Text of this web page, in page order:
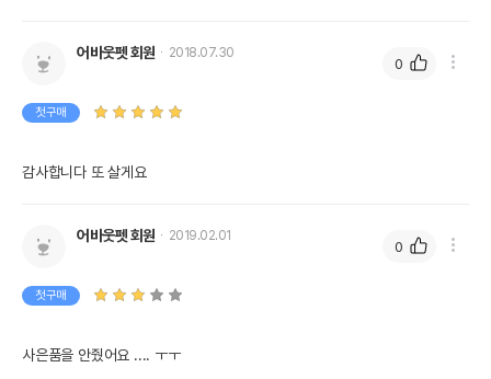
어바웃펫 회원 2018.07.30
첫구매
감사합니다 또 살게요
0
어바웃펫 회원 2019.02.01
첫구매
사은품을 안줬어요 .... ㅜㅜ
0